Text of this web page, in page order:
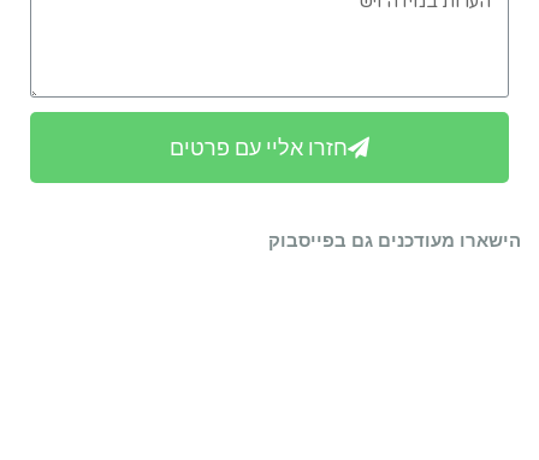
חזרו אליי עם פרטים
הישארו מעודכנים גם בפייסבוק